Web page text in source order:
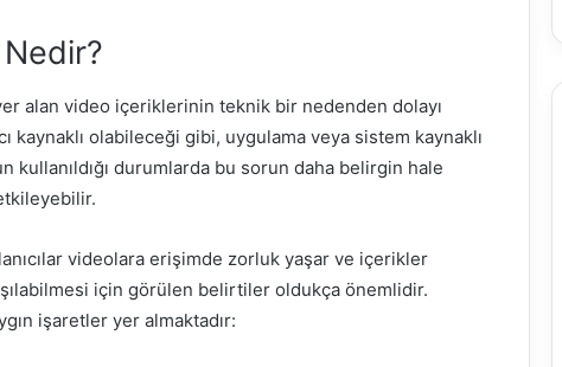
alan video içeriklerinin teknik bir nedenden dolayı
kaynaklı olabileceği gibi, uygulama veya sistem kaynaklı
durumlarda bu sorun daha belirgin hale
videolara erişimde zorluk yaşar ve içerikler
için görülen belirtiler oldukça önemlidir.
işaretler yer almaktadır: